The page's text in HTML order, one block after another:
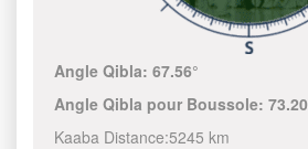
Angle Qibla:67.56°
Angle Qibla pour Boussole:73.20
Kaaba Distance:5245 km